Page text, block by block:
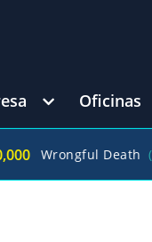
Oficinas
Death (in 193 Days)